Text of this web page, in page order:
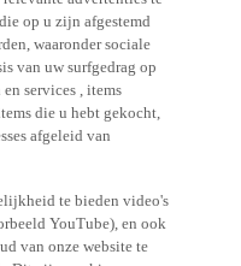
op u zijn afgestemd
waaronder sociale
van uw surfgedrag op
services , items
die u hebt gekocht,
afgeleid van
YouTube), en ook
van onze website te
Dit zijn cookies van